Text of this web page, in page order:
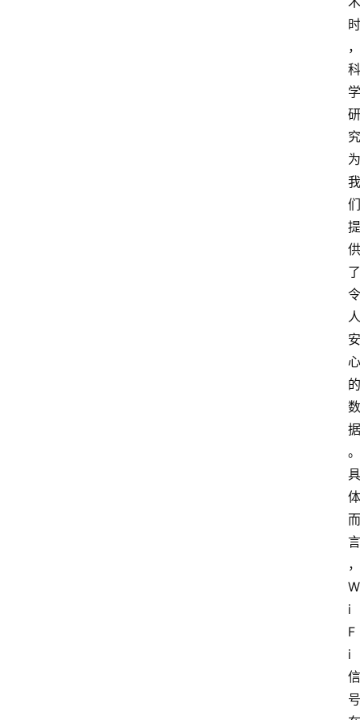
时
，
科
学
研
究
为
我
们
提
供
了
令
人
安
心
的
数
据
。
具
体
而
言
，
W
i
F
i
信
号